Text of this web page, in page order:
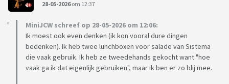
28-05-2026om 12:37
MiniJCW schreef op 28-05-2026 om 12:06:
Ik moest ook even denken (ik kon vooral dure dingen
bedenken). Ik heb twee lunchboxen voor salade van Sistema
die vaak gebruik. Ik heb ze tweedehands gekocht want "hoe
vaak ga ik dat eigenlijk gebruiken", maar ik ben er zo blij mee.